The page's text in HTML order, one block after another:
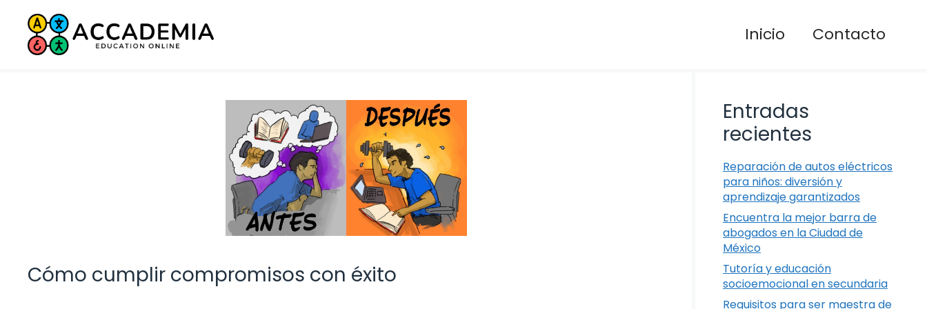
Saltar
contenido
Inicio Contacto
Cómo cumplir compromisos con éxito
Entradas
recientes
Reparación de autos eléctricos
para niños: diversión y
aprendizaje garantizados
Encuentra la mejor barra de
abogados en la Ciudad de
México
Tutoría y educación
socioemocional en secundaria
Requisitos para ser maestra de